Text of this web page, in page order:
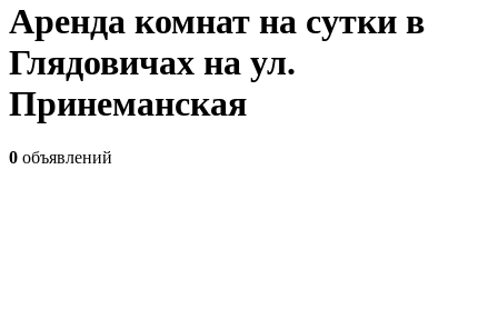
Аренда комнат на сутки в
Глядовичах на ул.
Принеманская
0 объявлений